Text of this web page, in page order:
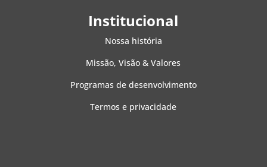
Institucional
Nossa história
Missão, Visão & Valores
Programas de desenvolvimento
Termos e privacidade